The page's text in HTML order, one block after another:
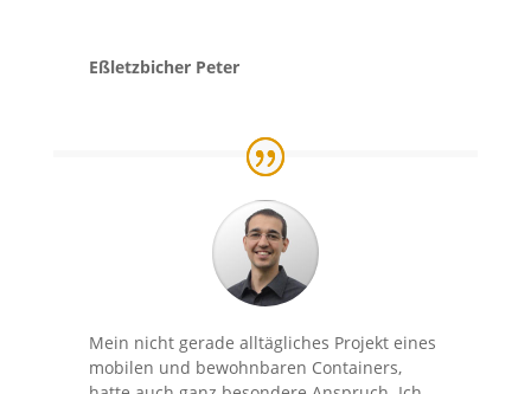
Eßletzbicher Peter
Mein nicht gerade alltägliches Projekt eines
mobilen und bewohnbaren Containers,